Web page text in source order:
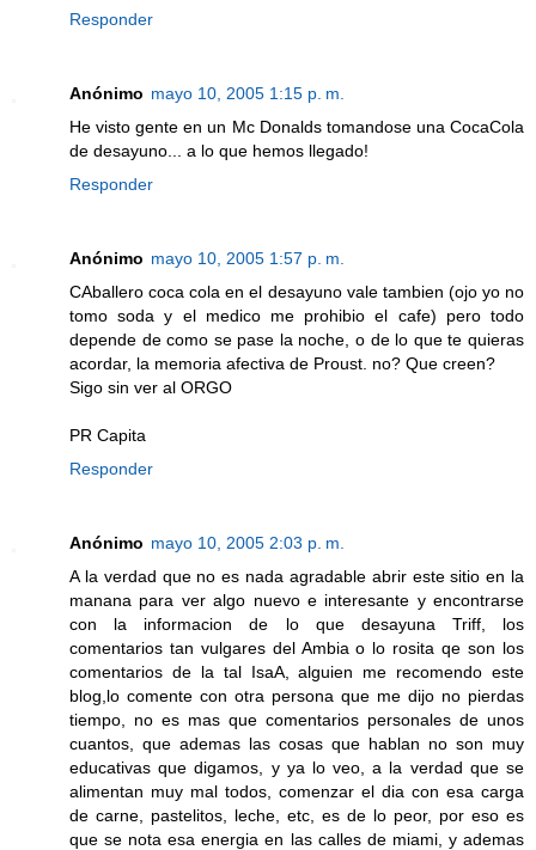
Responder
Anónimo mayo 10, 2005 1:15 p. m.
He visto gente en un Mc Donalds tomandose una CocaCola
de desayuno... a lo que hemos llegado!
Responder
Anónimo mayo 10, 2005 1:57 p. m.
CAballero coca cola en el desayuno vale tambien (ojo yo no
tomo soda y el medico me prohibio el cafe) pero todo
depende de como se pase la noche, o de lo que te quieras
acordar, la memoria afectiva de Proust. no? Que creen?
Sigo sin ver al ORGO
PR Capita
Responder
Anónimo mayo 10, 2005 2:03 p. m.
A la verdad que no es nada agradable abrir este sitio en la
manana para ver algo nuevo e interesante y encontrarse
con la informacion de lo que desayuna Triff, los
comentarios tan vulgares del Ambia o lo rosita qe son los
comentarios de la tal IsaA, alguien me recomendo este
blog,lo comente con otra persona que me dijo no pierdas
tiempo, no es mas que comentarios personales de unos
cuantos, que ademas las cosas que hablan no son muy
educativas que digamos, y ya lo veo, a la verdad que se
alimentan muy mal todos, comenzar el dia con esa carga
de carne, pastelitos, leche, etc, es de lo peor, por eso es
que se nota esa energia en las calles de miami, y ademas